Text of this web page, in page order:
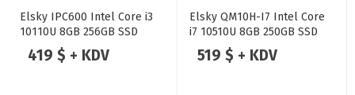
Elsky IPC600 Intel Core i3
10110U 8GB 256GB SSD
Endüstriyel Mini Pc
419 $ + KDV
Elsky QM10H-I7 Intel Core
i7 10510U 8GB 250GB SSD
Mini Pc
519 $ + KDV